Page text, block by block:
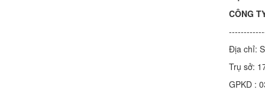
CÔNG
Địa chỉ:
Trụ sở:
GPKD